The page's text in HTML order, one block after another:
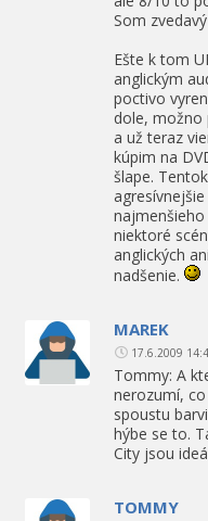
Som
Ešte k tom
anglickým
poctivo
dole, možno
a už teraz
kúpim na
šlape.
niektoré
anglických
nadšenie.
MAREK
17.6.2009
Tommy: A
nerozumí,
spoustu
hýbe se to.
City jsou
TOMMY